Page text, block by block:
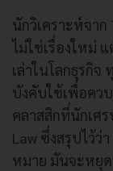
นักวิเคราะห์จา
ไม่ใช่เรื่องใหม่
เล่าในโลกธุรกิ
บังคับใช้เพื่อค
คลาสสิกที่นักเศ
Law ซึ่งสรุปไว้ว่
หมาย มันจะหยุ